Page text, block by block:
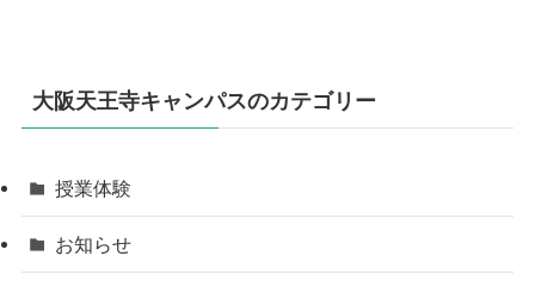
大阪天王寺キャンパスのカテゴリー
授業体験
お知らせ